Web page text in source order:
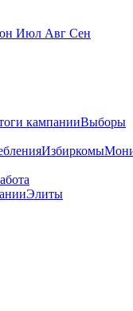
Июл Авг Сен
кампанииВыборы
Избиркомы
Элиты